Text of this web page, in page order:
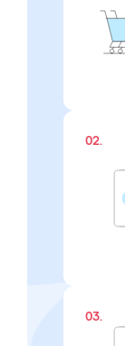
02.
03.